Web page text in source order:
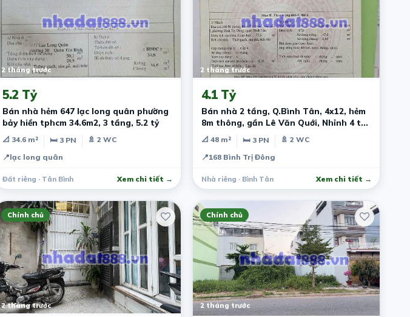
2 tháng trước
5.2 Tỷ
Bán nhà hẻm 647 lạc long quân phường
bảy hiền tphcm 34.6m2, 3 tầng, 5.2 tỷ
📐 34.6 m² 🛏 3 PN
🚿 2 WC
📍lạc long quân
Đất riêng · Tân Bình Xem chi tiết →
2 tháng trước
4.1 Tỷ
Bán nhà 2 tầng, Q.Bình Tân, 4x12, hẻm
8m thông, gần Lê Văn Quới, Nhỉnh 4 tỷ
(TL)
📐 48 m² 🛏 3 PN
🚿 2 WC
📍168 Bình Trị Đông
Nhà riêng · Bình Tân Xem chi tiết →
Chính chủ
2 tháng trước
Chính chủ
2 tháng trước